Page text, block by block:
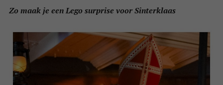
Zo maak je een Lego surprise voor Sinterklaas